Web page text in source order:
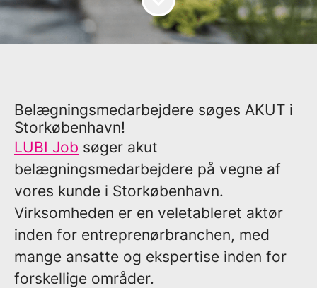
Belægningsmedarbejdere søges AKUT i
Storkøbenhavn!
LUBI Job søger akut
belægningsmedarbejdere på vegne af
vores kunde i Storkøbenhavn.
Virksomheden er en veletableret aktør
inden for entreprenørbranchen, med
mange ansatte og ekspertise inden for
forskellige områder.